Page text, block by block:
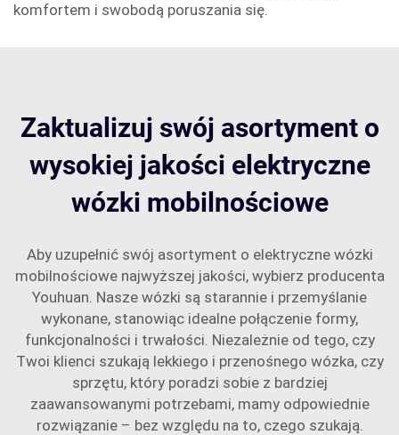
komfortem i swobodą poruszania się.
Zaktualizuj swój asortyment o
wysokiej jakości elektryczne
wózki mobilnościowe
Aby uzupełnić swój asortyment o elektryczne wózki
mobilnościowe najwyższej jakości, wybierz producenta
Youhuan. Nasze wózki są starannie i przemyślanie
wykonane, stanowiąc idealne połączenie formy,
funkcjonalności i trwałości. Niezależnie od tego, czy
Twoi klienci szukają lekkiego i przenośnego wózka, czy
sprzętu, który poradzi sobie z bardziej
zaawansowanymi potrzebami, mamy odpowiednie
rozwiązanie – bez względu na to, czego szukają.